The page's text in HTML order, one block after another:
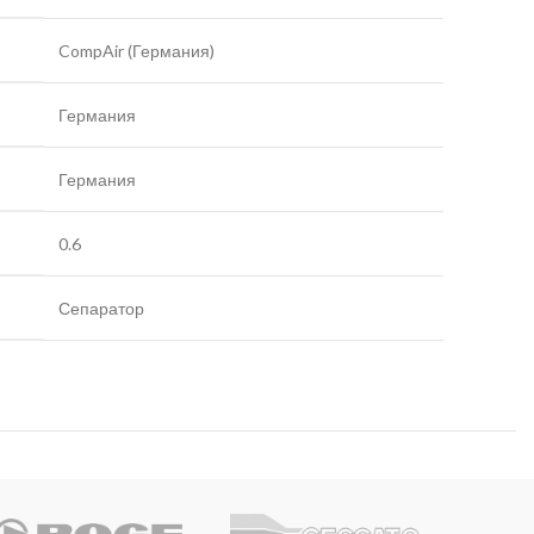
CompAir (Германия)
Германия
Германия
0.6
Сепаратор